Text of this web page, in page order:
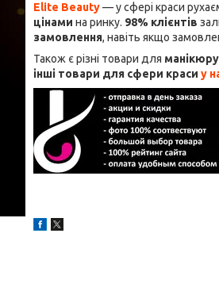
Elite Beauty— у сфері краси
цінами на ринку. 98% клієнтів
замовлення, навіть якщо
Також є різні товари для
інші товари для сфери краси у